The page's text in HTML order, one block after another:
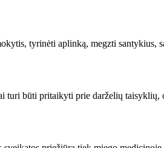
tyrinėti aplinką, megzti santykius,
turi būti pritaikyti prie darželių taisyklių,